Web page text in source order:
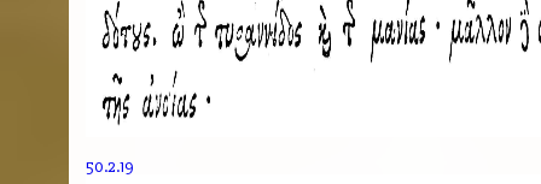
50.2.19